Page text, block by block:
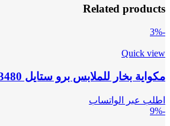
Related products
-3%
Quick view
مكواية بخار للملابس برو ستايل IT3480 من تيفال
اطلب عبر الواتساب
-9%